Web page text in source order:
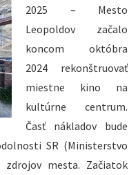
2025 – Mesto
Leopoldov začalo
koncom októbra
2024 rekonštruovať
miestne kino na
kultúrne centrum.
Časť nákladov bude
SR (Ministerstvo
mesta. Začiatok